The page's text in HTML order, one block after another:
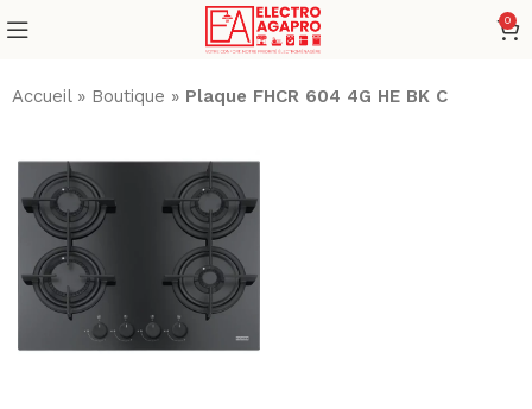
0
Accueil» Boutique » Plaque FHCR 604 4G HE BK C